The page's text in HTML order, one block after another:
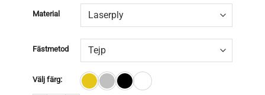
Material
Fästmetod
Välj färg: